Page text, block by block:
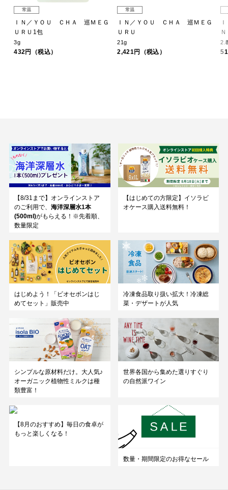
常温
ＩＮ／ＹＯＵ ＣＨＡ 巡ＭＥＧ
ＵＲＵ1包
3g
432円（税込）
常温
ＩＮ／ＹＯＵ ＣＨＡ 巡ＭＥＧ
ＵＲＵ
21g
2,421円（税込）
【8/31まで】オンラインストア
のご利用で、 海洋深層水1本
(500ml)がもらえる！※先着順、
数量限定
【はじめての方限定】イソラビ
オケース購入送料無料！
はじめよう！「ビオセボンはじ
めてセット」販売中
冷凍食品取り扱い拡大！冷凍総
菜・デザートが人気
シンプルな原材料だけ。大人気♪
オーガニック植物性ミルクは種
類豊富！
世界各国から集めた選りすぐり
の自然派ワイン
【8月のおすすめ】毎日の食卓が
もっと楽しくなる！
数量・期間限定のお得なセール